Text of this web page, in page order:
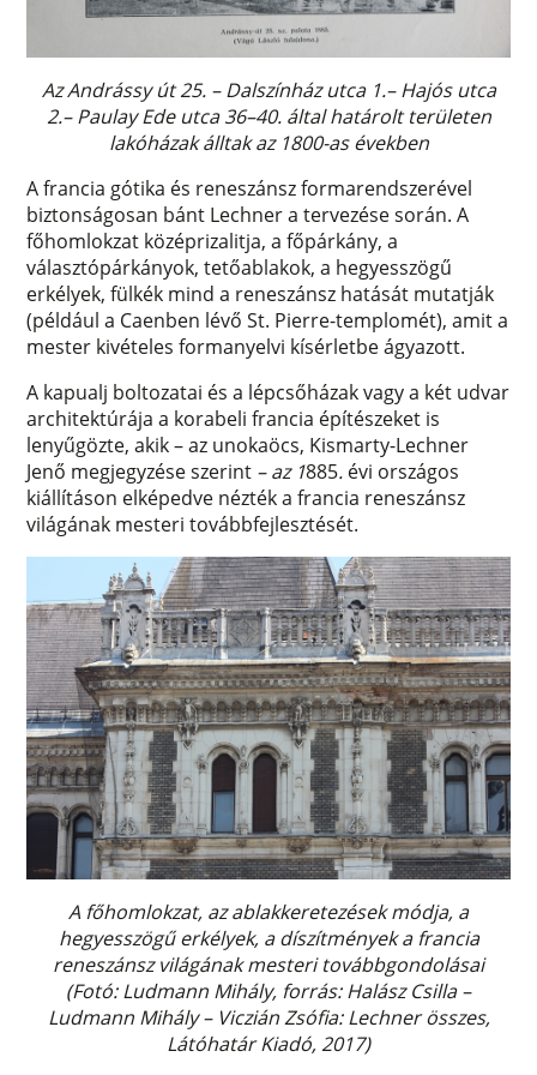
Az Andrássy út 25. – Dalszínház utca 1.– Hajós utca
2.– Paulay Ede utca 36–40. által határolt területen
lakóházak álltak az 1800-as években
A francia gótika és reneszánsz formarendszerével
biztonságosan bánt Lechner a tervezése során. A
főhomlokzat középrizalitja, a főpárkány, a
választópárkányok, tetőablakok, a hegyesszögű
erkélyek, fülkék mind a reneszánsz hatását mutatják
(például a Caenben lévő St. Pierre-templomét), amit a
mester kivételes formanyelvi kísérletbe ágyazott.
A kapualj boltozatai és a lépcsőházak vagy a két udvar
architektúrája a korabeli francia építészeket is
lenyűgözte, akik – az unokaöcs, Kismarty-Lechner
Jenő megjegyzése szerint – az 1885. évi országos
kiállításon elképedve nézték a francia reneszánsz
világának mesteri továbbfejlesztését.
A főhomlokzat, az ablakkeretezések módja, a
hegyesszögű erkélyek, a díszítmények a francia
reneszánsz világának mesteri továbbgondolásai
(Fotó: Ludmann Mihály, forrás: Halász Csilla –
Ludmann Mihály – Viczián Zsófia: Lechner összes,
Látóhatár Kiadó, 2017)